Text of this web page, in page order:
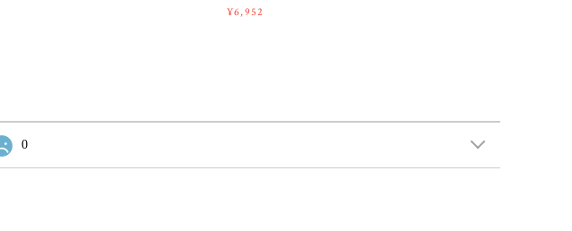
¥6,952
0